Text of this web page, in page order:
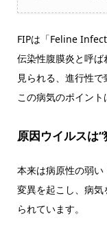
FIPは「Feline
伝染性腹膜炎と呼
見られる、進行性で
この病気のポイント
原因ウイルスは
本来は病原性の弱
変異を起こし、病気
られています。